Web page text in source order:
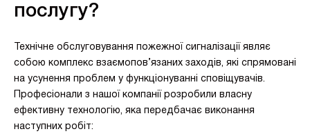
послугу?
Технічне обслуговування пожежної сигналізації являє
собою комплекс взаємопов’язаних заходів, які спрямовані
на усунення проблем у функціонуванні сповіщувачів.
Професіонали з нашої компанії розробили власну
ефективну технологію, яка передбачає виконання
наступних робіт: